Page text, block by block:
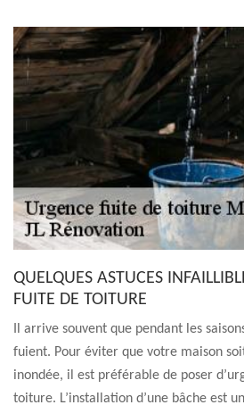
QUELQUES ASTUCES
FUITE DE TOITURE
Il arrive souvent que pendant les
fuient. Pour éviter que votre maison
inondée, il est préférable de poser
toiture. L’installation d’une bâche est